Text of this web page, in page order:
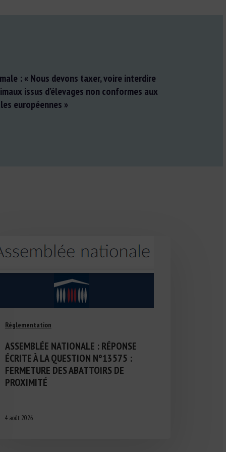
: « Nous devons taxer, voire interdire
issus d’élevages non conformes aux
européennes »
Réglementation
ASSEMBLÉE NATIONALE : RÉPONSE
ÉCRITE À LA QUESTION N°13575 :
FERMETURE DES ABATTOIRS DE
PROXIMITÉ
4 août 2026